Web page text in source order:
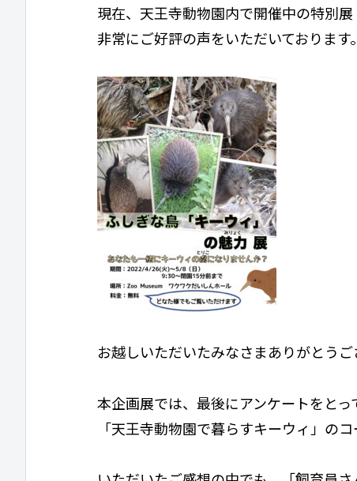
現在、天王寺動物園内で開催中の特別
非常にご好評の声をいただいております。
お越しいただいたみなさまありがとうご
本企画展では、最後にアンケートをと
「天王寺動物園で暮らすキーウィ」のコ